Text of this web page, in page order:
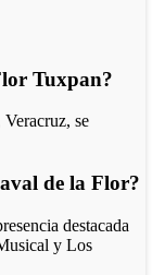
Tuxpan?
se
de la Flor?
destacada
y Los